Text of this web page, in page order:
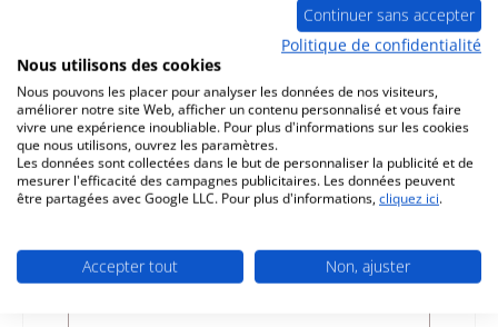
Haas-Sohn Lyon II cendrier
Fabricant:Haas-Sohn
Prix régulier :
125,80 €
Disponible, délai de livraison : 4-6 jours
Détails
Continuer sans accepter
Politique de confidentialité
Nous utilisons des cookies
Nous pouvons les placer pour analyser les données de nos visiteurs,
améliorer notre site Web, afficher un contenu personnalisé et vous faire
vivre une expérience inoubliable. Pour plus d'informations sur les cookies
que nous utilisons, ouvrez les paramètres.
Les données sont collectées dans le but de personnaliser la publicité et de
mesurer l'efficacité des campagnes publicitaires. Les données peuvent
être partagées avec Google LLC. Pour plus d'informations, cliquez ici.
Accepter tout Non, ajuster